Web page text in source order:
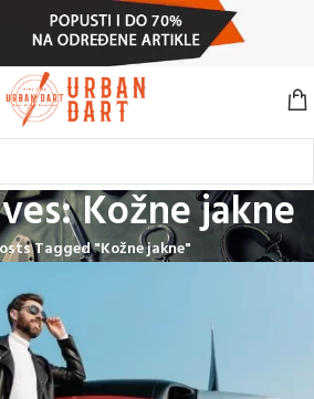
Kožne jakne
Tagged "Kožne jakne"